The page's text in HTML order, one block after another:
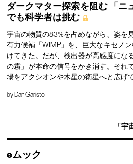
ダークマター探索を阻む 「ニ
でも科学者は挑む
宇宙の物質の83%を占めながら、姿を
有力候補「WIMP」を、巨大なキセノ
けてきた。だが、検出器が高感度にな
の霧」が本命の信号をかき消す。それ
場をアクシオンや木星の衛星へと広げ
by Dan Garisto
「
eムック